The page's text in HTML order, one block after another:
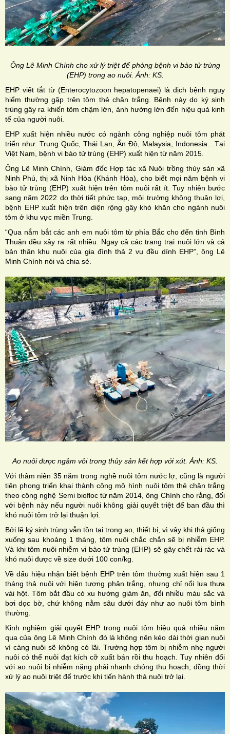
Ông Lê Minh Chính cho xử lý triệt để phòng bệnh vi bào tử trùng
(EHP) trong ao nuôi. Ảnh: KS.
EHP viết tắt từ (Enterocytozoon hepatopenaei) là dịch bệnh nguy
hiểm thường gặp trên tôm thẻ chân trắng. Bệnh này do ký sinh
trùng gây ra khiến tôm chậm lớn, ảnh hưởng lớn đến hiệu quả kinh
tế của người nuôi.
EHP xuất hiện nhiều nước có ngành công nghiệp nuôi tôm phát
triển như: Trung Quốc, Thái Lan, Ấn Độ, Malaysia, Indonesia…Tại
Việt Nam, bệnh vi bào tử trùng (EHP) xuất hiện từ năm 2015.
Ông Lê Minh Chính, Giám đốc Hợp tác xã Nuôi trồng thủy sản xã
Ninh Phú, thị xã Ninh Hòa (Khánh Hòa), cho biết mọi năm bệnh vi
bào tử trùng (EHP) xuất hiện trên tôm nuôi rất ít. Tuy nhiên bước
sang năm 2022 do thời tiết phức tạp, môi trường không thuận lợi,
bệnh EHP xuất hiện trên diện rộng gây khó khăn cho ngành nuôi
tôm ở khu vực miền Trung.
“Qua nắm bắt các anh em nuôi tôm từ phía Bắc cho đến tỉnh Bình
Thuận đều xảy ra rất nhiều. Ngay cả các trang trại nuôi lớn và cả
bản thân khu nuôi của gia đình thả 2 vụ đều dính EHP”, ông Lê
Minh Chính nói và chia sẻ.
Ao nuôi được ngâm vôi trong thủy sản kết hợp với xút. Ảnh: KS.
Với thâm niên 35 năm trong nghề nuôi tôm nước lợ, cũng là người
tiên phong triển khai thành công mô hình nuôi tôm thẻ chân trắng
theo công nghệ Semi biofloc từ năm 2014, ông Chính cho rằng, đối
với bệnh này nếu người nuôi không giải quyết triệt để ban đầu thì
khó nuôi tôm trở lại thuận lợi.
Bởi lẽ ký sinh trùng vẫn tồn tại trong ao, thiết bị, vì vậy khi thả giống
xuống sau khoảng 1 tháng, tôm nuôi chắc chắn sẽ bị nhiễm EHP.
Và khi tôm nuôi nhiễm vi bào tử trùng (EHP) sẽ gây chết rải rác và
khó nuôi được về size dưới 100 con/kg.
Về dấu hiệu nhận biết bệnh EHP trên tôm thường xuất hiện sau 1
tháng thả nuôi với hiện tượng phân trắng, nhưng chỉ nổi lưa thưa
vài hột. Tôm bắt đầu có xu hướng giảm ăn, đổi nhiều màu sắc và
bơi dọc bờ, chứ không nằm sâu dưới đáy như ao nuôi tôm bình
thường.
Kinh nghiệm giải quyết EHP trong nuôi tôm hiệu quả nhiều năm
qua của ông Lê Minh Chính đó là không nên kéo dài thời gian nuôi
vì càng nuôi sẽ không có lãi. Trường hợp tôm bị nhiễm nhẹ người
nuôi có thể nuôi đạt kích cỡ xuất bán rồi thu hoạch. Tuy nhiên đối
với ao nuôi bị nhiễm nặng phải nhanh chóng thu hoạch, đồng thời
xử lý ao nuôi triệt để trước khi tiến hành thả nuôi trở lại.